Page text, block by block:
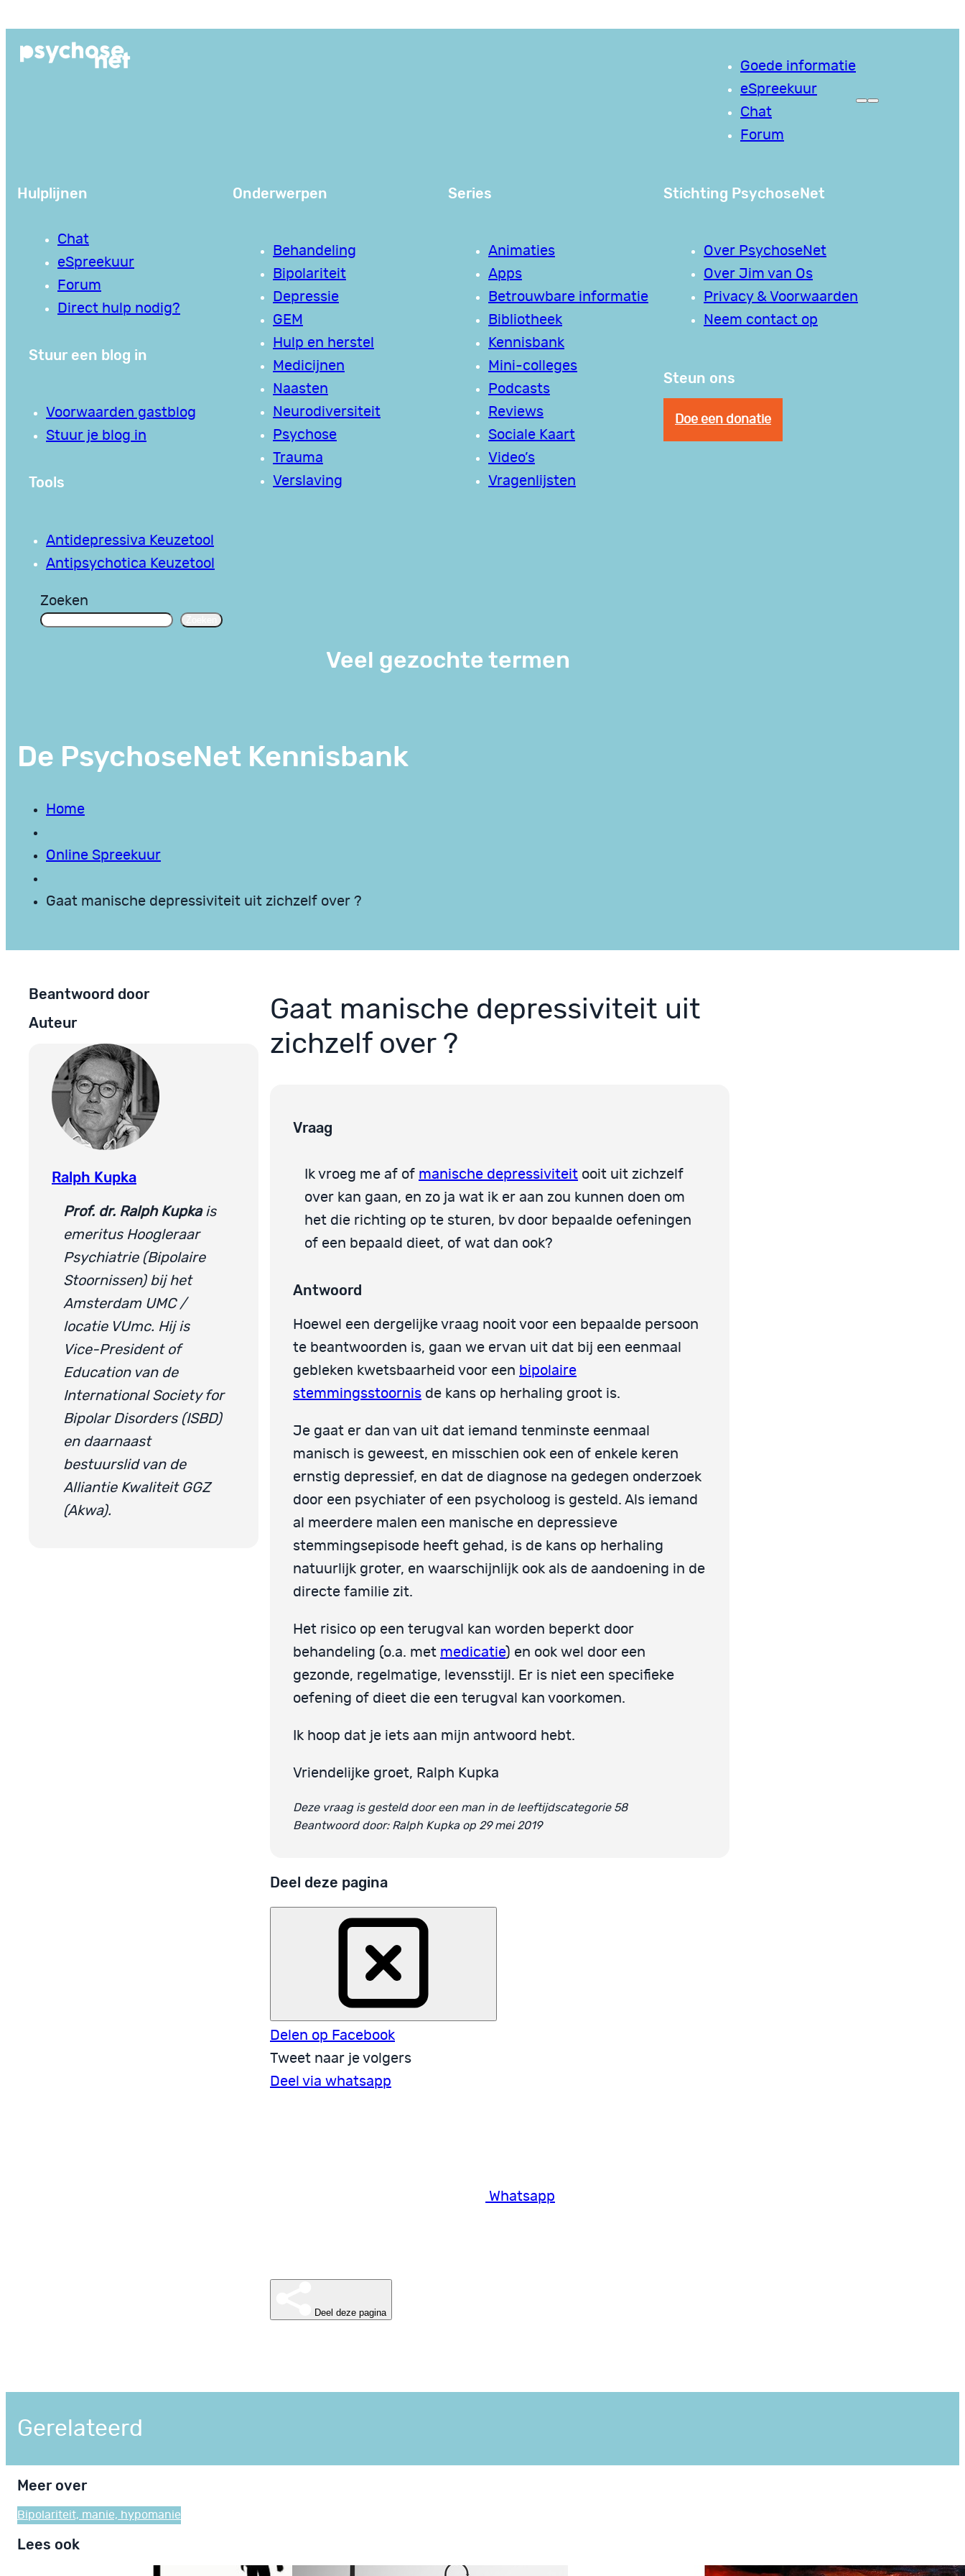
de
Goede informatie
eSpreekuur
Chat
Forum
Hulplijnen
Chat
eSpreekuur
Forum
Direct hulp nodig?
Stuur een blog in
Voorwaarden gastblog
Stuur je blog in
Tools
Antidepressiva Keuzetool
Antipsychotica Keuzetool
Onderwerpen
Behandeling
Bipolariteit
Depressie
GEM
Hulp en herstel
Medicijnen
Naasten
Neurodiversiteit
Psychose
Trauma
Verslaving
Series
Animaties
Apps
Betrouwbare informatie
Bibliotheek
Kennisbank
Mini-colleges
Podcasts
Reviews
Sociale Kaart
Video’s
Vragenlijsten
Stichting PsychoseNet
Over PsychoseNet
Over Jim van Os
Privacy & Voorwaarden
Neem contact op
Steun ons
Doe een donatie
Zoeken
Veel gezochte termen
De PsychoseNet Kennisbank
Home
Online Spreekuur
Gaat manische depressiviteit uit zichzelf over ?
Beantwoord door
Auteur
Ralph Kupka
Prof. dr. Ralph Kupkais
emeritus Hoogleraar
Psychiatrie (Bipolaire
Stoornissen) bij het
Amsterdam UMC /
locatie VUmc. Hij is
Vice-President of
Education van de
International Society for
Bipolar Disorders (ISBD)
en daarnaast
bestuurslid van de
Alliantie Kwaliteit GGZ
(Akwa).
Gaat manische depressiviteit uit
zichzelf over ?
Vraag
Ik vroeg me af of manische depressiviteit ooit uit zichzelf
over kan gaan, en zo ja wat ik er aan zou kunnen doen om
het die richting op te sturen, bv door bepaalde oefeningen
of een bepaald dieet, of wat dan ook?
Antwoord
Hoewel een dergelijke vraag nooit voor een bepaalde persoon
te beantwoorden is, gaan we ervan uit dat bij een eenmaal
gebleken kwetsbaarheid voor een bipolaire
stemmingsstoornis de kans op herhaling groot is.
Je gaat er dan van uit dat iemand tenminste eenmaal
manisch is geweest, en misschien ook een of enkele keren
ernstig depressief, en dat de diagnose na gedegen onderzoek
door een psychiater of een psycholoog is gesteld. Als iemand
al meerdere malen een manische en depressieve
stemmingsepisode heeft gehad, is de kans op herhaling
natuurlijk groter, en waarschijnlijk ook als de aandoening in de
directe familie zit.
Het risico op een terugval kan worden beperkt door
behandeling (o.a. met medicatie) en ook wel door een
gezonde, regelmatige, levensstijl. Er is niet een specifieke
oefening of dieet die een terugval kan voorkomen.
Ik hoop dat je iets aan mijn antwoord hebt.
Vriendelijke groet, Ralph Kupka
Deze vraag is gesteld door een man in de leeftijdscategorie 58
Beantwoord door: Ralph Kupka op 29 mei 2019
Deel deze pagina
Delen op Facebook
Tweet naar je volgers
Deel via whatsapp
Whatsapp
Deel deze pagina
Gerelateerd
Meer over
Bipolariteit, manie, hypomanie
Lees ook